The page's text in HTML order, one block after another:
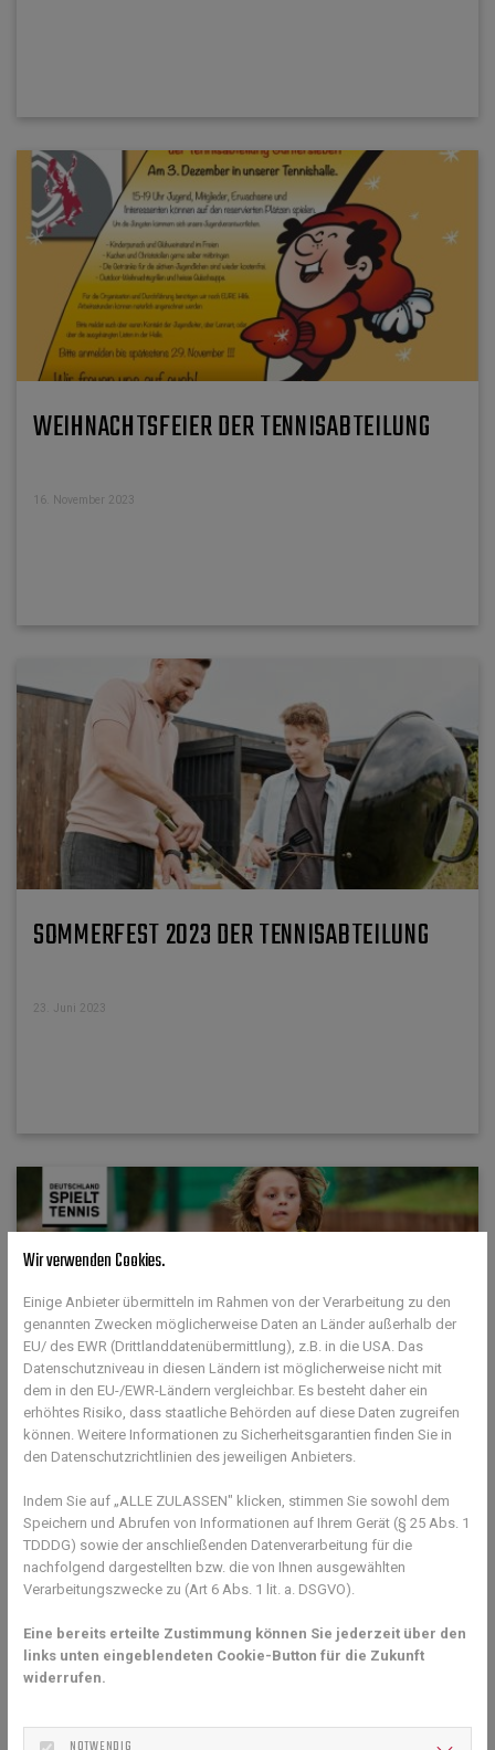
WEIHNACHTSFEIER DER TENNISABTEILUNG
16. November 2023
SOMMERFEST 2023 DER TENNISABTEILUNG
23. Juni 2023
"ELTERNABEND" DER TENNISABTEILUNG
26. Januar 2023
Vorbereitung auf die Medenrunde 2023
Wir verwenden Cookies.
Einige Anbieter übermitteln im Rahmen von der Verarbeitung zu den
genannten Zwecken möglicherweise Daten an Länder außerhalb der
EU/ des EWR (Drittlanddatenübermittlung), z.B. in die USA. Das
Datenschutzniveau in diesen Ländern ist möglicherweise nicht mit
dem in den EU-/EWR-Ländern vergleichbar. Es besteht daher ein
erhöhtes Risiko, dass staatliche Behörden auf diese Daten zugreifen
können. Weitere Informationen zu Sicherheitsgarantien finden Sie in
den Datenschutzrichtlinien des jeweiligen Anbieters.
Indem Sie auf „ALLE ZULASSEN" klicken, stimmen Sie sowohl dem
Speichern und Abrufen von Informationen auf Ihrem Gerät (§ 25 Abs. 1
TDDDG) sowie der anschließenden Datenverarbeitung für die
nachfolgend dargestellten bzw. die von Ihnen ausgewählten
Verarbeitungszwecke zu (Art 6 Abs. 1 lit. a. DSGVO).
Eine bereits erteilte Zustimmung können Sie jederzeit über den
links unten eingeblendeten Cookie-Button für die Zukunft
widerrufen.